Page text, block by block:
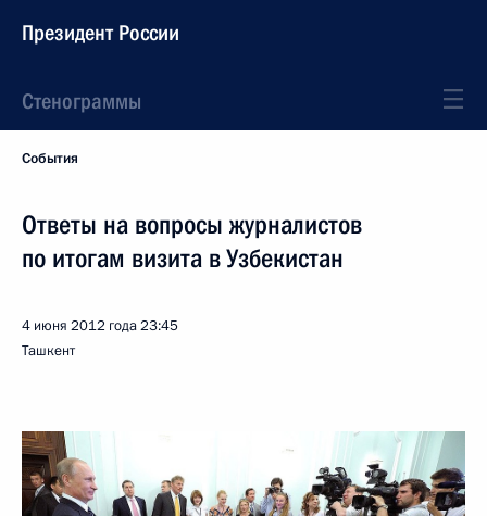
Президент России
Стенограммы
События
Ответы на вопросы журналистов
по итогам визита в Узбекистан
4 июня 2012 года23:45
Ташкент